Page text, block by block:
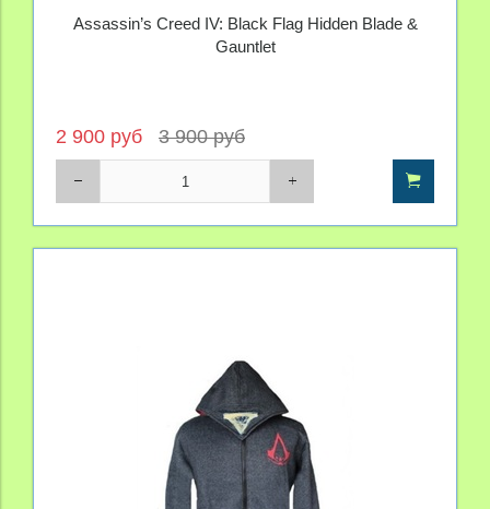
Assassin’s Creed IV: Black Flag Hidden Blade &
Gauntlet
2 900 руб 3 900 руб